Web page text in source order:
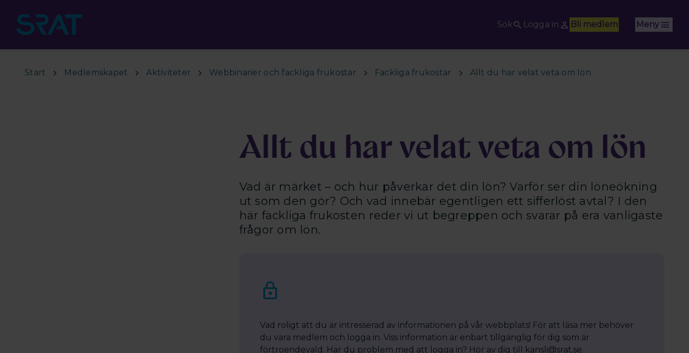
Sök
Logga in Bli medlem Meny
Start Medlemskapet Aktiviteter Webbinarier och fackliga frukostar Fackliga frukostar Allt du har velat veta om lön
Allt du har velat veta om lön
Vad är märket – och hur påverkar det din lön? Varför ser din löneökning
ut som den gör? Och vad innebär egentligen ett sifferlöst avtal? I den
här fackliga frukosten reder vi ut begreppen och svarar på era vanligaste
frågor om lön.
Vad roligt att du är intresserad av informationen på vår webbplats! För att läsa mer behöver
du vara medlem och logga in. Viss information är enbart tillgänglig för dig som är
förtroendevald. Har du problem med att logga in? Hör av dig till kansli@srat.se.